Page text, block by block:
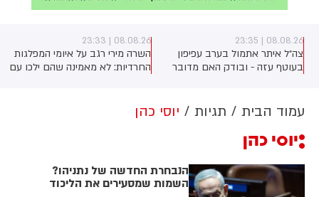
08.08.26 | 23:35
צה״ל איתר אתמול בערב עפיפון
בעוטף עזה - ובודק האם מדובר
08.08.26 | 23:33
השרה מירי רגב על איומי המפלגות
החרדיות: לא מאמינה שהם ילכו עם
שהם צריכים להתגייס". על יאיר גולן
אמרה השרה: "הוא עומד בראש
עמוד הבית תגיות יוסי כהן
יוסי כהן
הנבחרת החדשה של נתניהו?
השמות שמסעירים את הליכוד